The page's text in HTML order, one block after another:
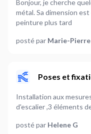
Bonjour, je cherche
métal. Sa dimension est de 100 par
peinture plus tard
posté par Marie-Pierre
Poses et
Installation aux
posté par Helene G